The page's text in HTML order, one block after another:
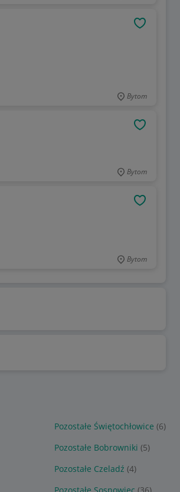
Bytom
Bytom
Bytom
Pozostałe Świętochłowice (6)
Pozostałe Bobrowniki (5)
Pozostałe Czeladź (4)